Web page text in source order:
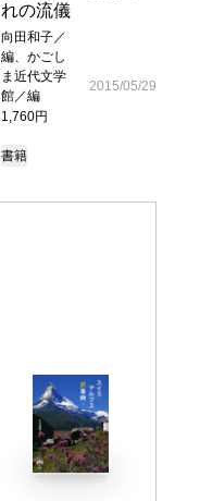
れの流儀
向田和子／
編、かごし
ま近代文学
館／編
1,760円
2015/05/29
書籍